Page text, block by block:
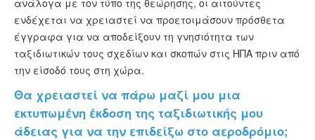
ανάλογα με τον τύπο της θεώρησης, οι αιτούντες
ενδέχεται να χρειαστεί να προετοιμάσουν πρόσθετα
έγγραφα για να αποδείξουν τη γνησιότητα των
ταξιδιωτικών τους σχεδίων και σκοπών στις ΗΠΑ πριν από
την είσοδό τους στη χώρα.
Θα χρειαστεί να πάρω μαζί μου μια
εκτυπωμένη έκδοση της ταξιδιωτικής μου
άδειας για να την επιδείξω στο αεροδρόμιο;